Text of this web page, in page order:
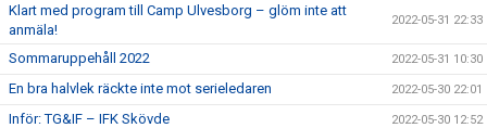
Klart med program till Camp Ulvesborg – glöm inte att
anmäla!
2022-05-31 22:33
Sommaruppehåll 2022 2022-05-31 10:30
En bra halvlek räckte inte mot serieledaren 2022-05-30 22:01
Inför: TG&IF – IFK Skövde 2022-05-30 12:52